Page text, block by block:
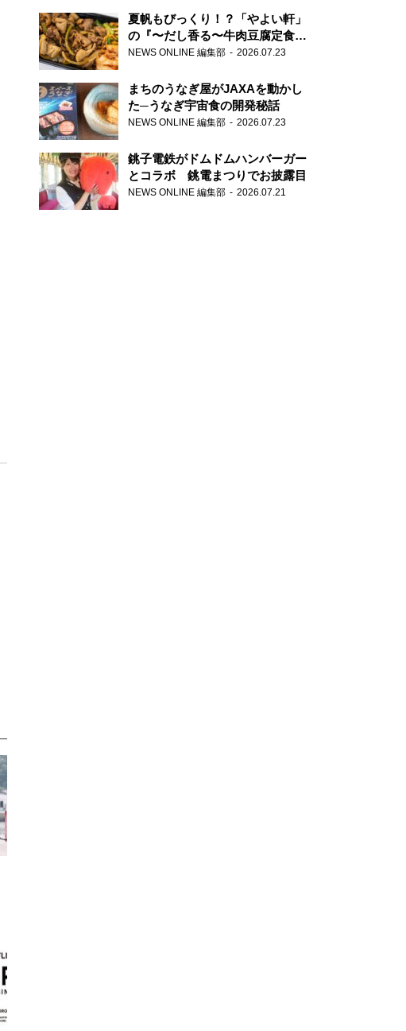
夏帆もびっくり！？「やよい軒」
の『〜だし香る〜牛肉豆腐定食』
が香り高すぎる
NEWS ONLINE 編集部 2026.07.23
まちのうなぎ屋がJAXAを動かし
た─うなぎ宇宙食の開発秘話
NEWS ONLINE 編集部 2026.07.23
銚子電鉄がドムドムハンバーガー
とコラボ 銚電まつりでお披露目
NEWS ONLINE 編集部 2026.07.21